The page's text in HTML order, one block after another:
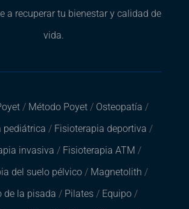
a recuperar tu bienestar y calidad de
vida.
/ Método Poyet/ Osteopatía /
pediátrica / Fisioterapia deportiva /
invasiva / Fisioterapia ATM /
del suelo pélvico / Magnetolith /
de la pisada / Pilates/ Equipo/